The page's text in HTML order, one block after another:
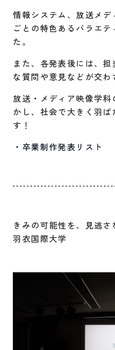
情報システム、放送メ
ごとの特色あるバラエ
た。
また、各発表後には、
な質問や意見などが交わ
放送・メディア映像学
かし、社会で大きく羽
す！
・卒業制作発表リスト
きみの可能性を、見逃さ
羽衣国際大学